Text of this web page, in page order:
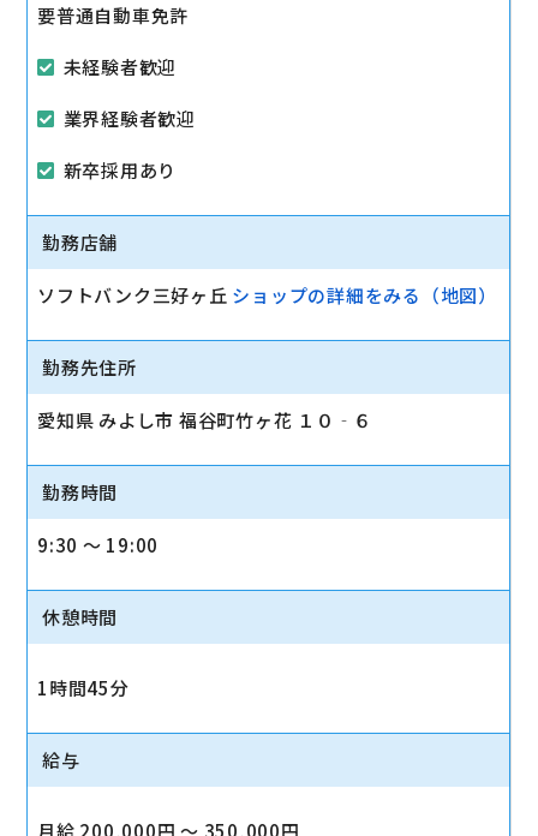
要普通自動車免許
未経験者歓迎
業界経験者歓迎
新卒採用あり
勤務店舗
ソフトバンク三好ヶ丘 ショップの詳細をみる（地図）
勤務先住所
愛知県 みよし市 福谷町竹ヶ花 １０‐６
勤務時間
9:30 〜 19:00
休憩時間
1時間45分
給与
月給 200,000円 〜 350,000円